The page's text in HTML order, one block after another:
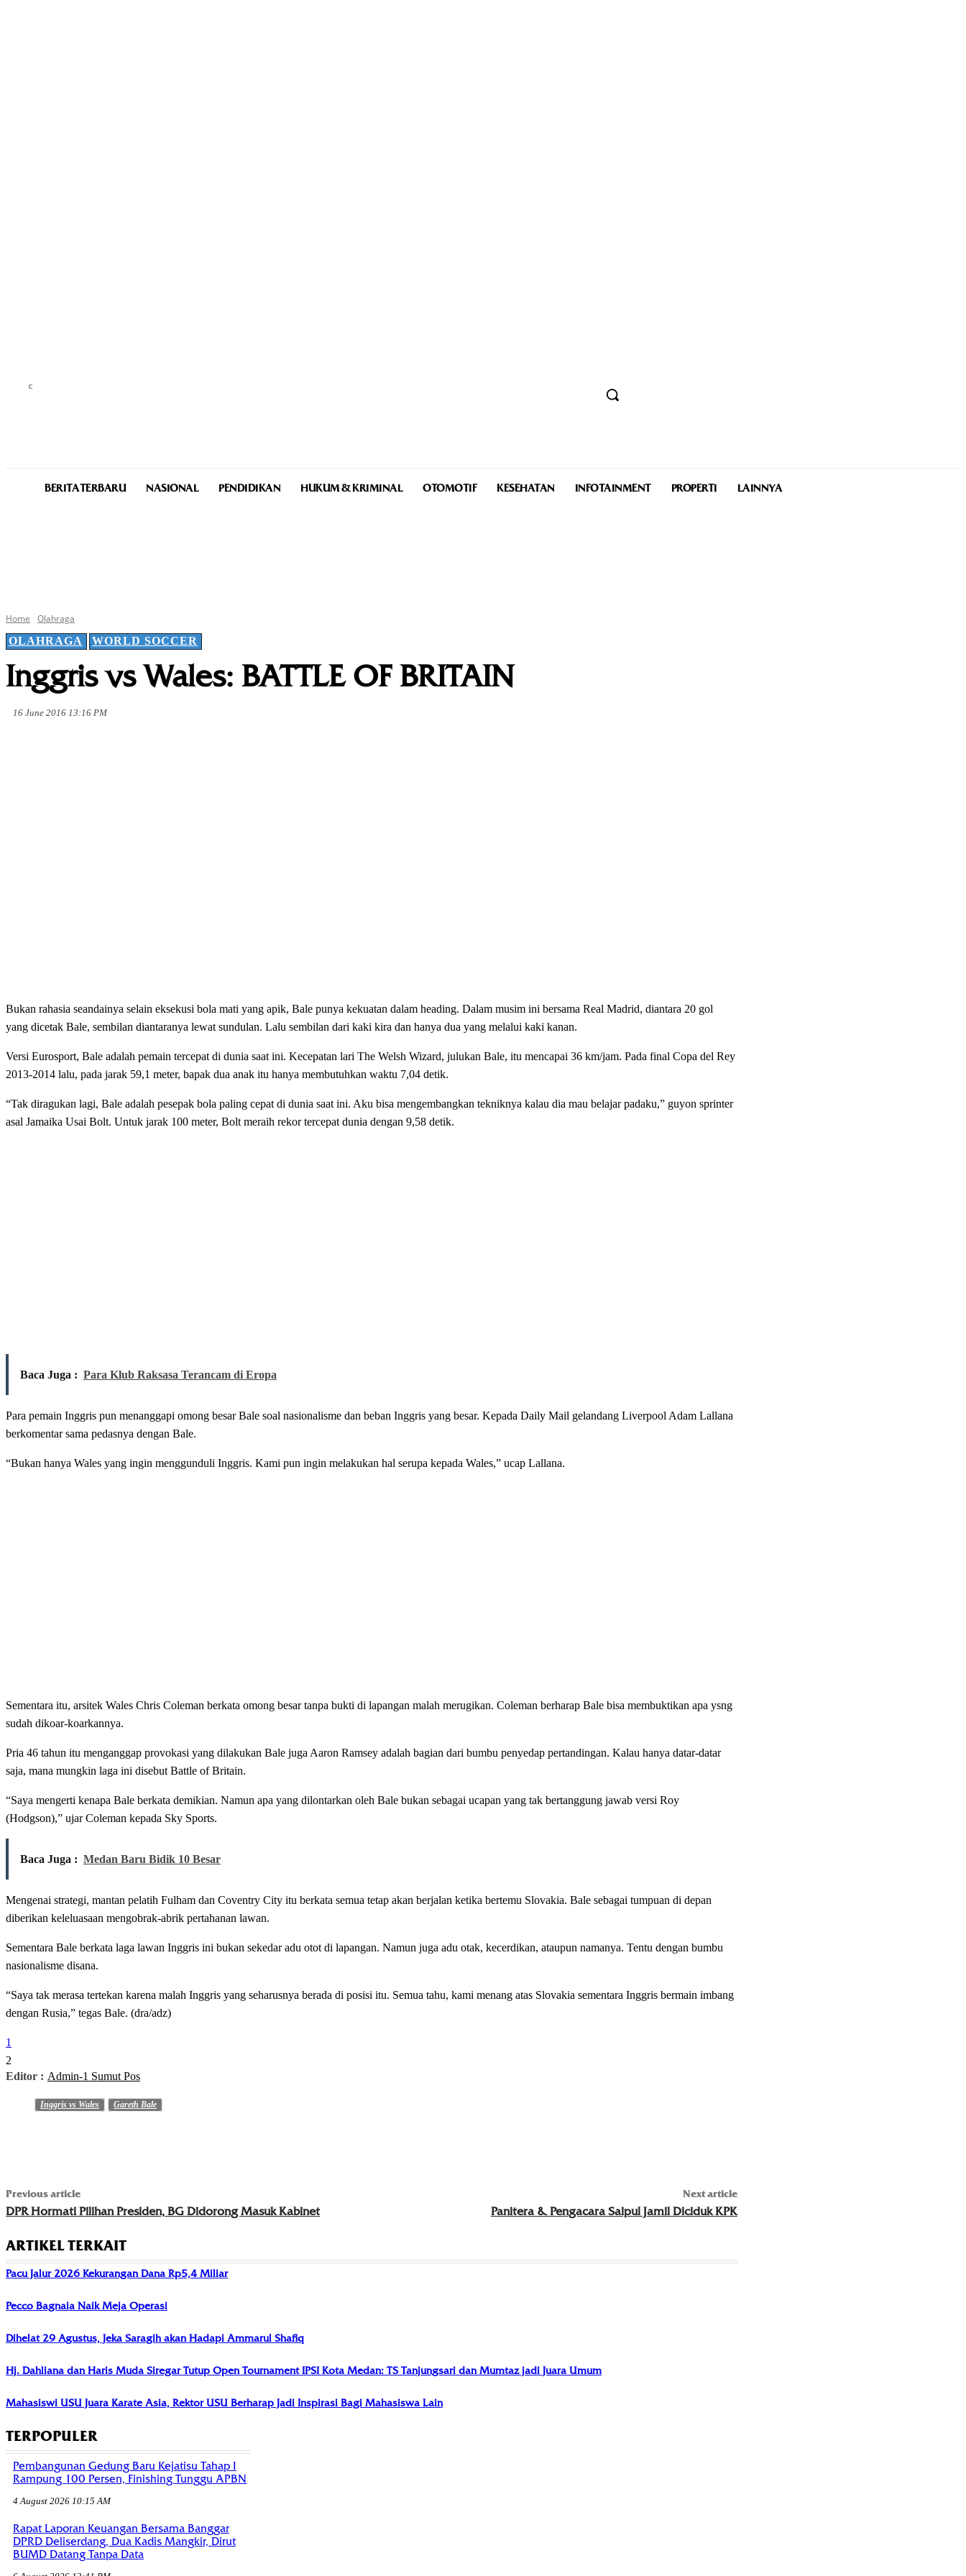
C
BERITA TERBARU NASIONAL PENDIDIKAN HUKUM & KRIMINAL OTOMOTIF KESEHATAN INFOTAINMENT PROPERTI LAINNYA
Home
Olahraga
OLAHRAGA
WORLD SOCCER
Inggris vs Wales: BATTLE OF BRITAIN
16 June 2016 13:16 PM
Bukan rahasia seandainya selain eksekusi bola mati yang apik, Bale punya kekuatan dalam heading. Dalam musim ini bersama Real Madrid, diantara 20 gol
yang dicetak Bale, sembilan diantaranya lewat sundulan. Lalu sembilan dari kaki kira dan hanya dua yang melalui kaki kanan.
Versi Eurosport, Bale adalah pemain tercepat di dunia saat ini. Kecepatan lari The Welsh Wizard, julukan Bale, itu mencapai 36 km/jam. Pada final Copa del Rey
2013-2014 lalu, pada jarak 59,1 meter, bapak dua anak itu hanya membutuhkan waktu 7,04 detik.
“Tak diragukan lagi, Bale adalah pesepak bola paling cepat di dunia saat ini. Aku bisa mengembangkan tekniknya kalau dia mau belajar padaku,” guyon sprinter
asal Jamaika Usai Bolt. Untuk jarak 100 meter, Bolt meraih rekor tercepat dunia dengan 9,58 detik.
Baca Juga : Para Klub Raksasa Terancam di Eropa
Para pemain Inggris pun menanggapi omong besar Bale soal nasionalisme dan beban Inggris yang besar. Kepada Daily Mail gelandang Liverpool Adam Lallana
berkomentar sama pedasnya dengan Bale.
“Bukan hanya Wales yang ingin menggunduli Inggris. Kami pun ingin melakukan hal serupa kepada Wales,” ucap Lallana.
Sementara itu, arsitek Wales Chris Coleman berkata omong besar tanpa bukti di lapangan malah merugikan. Coleman berharap Bale bisa membuktikan apa ysng
sudah dikoar-koarkannya.
Pria 46 tahun itu menganggap provokasi yang dilakukan Bale juga Aaron Ramsey adalah bagian dari bumbu penyedap pertandingan. Kalau hanya datar-datar
saja, mana mungkin laga ini disebut Battle of Britain.
“Saya mengerti kenapa Bale berkata demikian. Namun apa yang dilontarkan oleh Bale bukan sebagai ucapan yang tak bertanggung jawab versi Roy
(Hodgson),” ujar Coleman kepada Sky Sports.
Baca Juga : Medan Baru Bidik 10 Besar
Mengenai strategi, mantan pelatih Fulham dan Coventry City itu berkata semua tetap akan berjalan ketika bertemu Slovakia. Bale sebagai tumpuan di depan
diberikan keleluasaan mengobrak-abrik pertahanan lawan.
Sementara Bale berkata laga lawan Inggris ini bukan sekedar adu otot di lapangan. Namun juga adu otak, kecerdikan, ataupun namanya. Tentu dengan bumbu
nasionalisme disana.
“Saya tak merasa tertekan karena malah Inggris yang seharusnya berada di posisi itu. Semua tahu, kami menang atas Slovakia sementara Inggris bermain imbang
dengan Rusia,” tegas Bale. (dra/adz)
1
2
Editor : Admin-1 Sumut Pos
Inggris vs Wales Gareth Bale
Previous article
DPR Hormati Pilihan Presiden, BG Didorong Masuk Kabinet
Next article
Panitera & Pengacara Saipul Jamil Diciduk KPK
ARTIKEL TERKAIT
Pacu Jalur 2026 Kekurangan Dana Rp5,4 Miliar
Pecco Bagnaia Naik Meja Operasi
Dihelat 29 Agustus, Jeka Saragih akan Hadapi Ammarul Shafiq
Hj. Dahliana dan Haris Muda Siregar Tutup Open Tournament IPSI Kota Medan: TS Tanjungsari dan Mumtaz jadi Juara Umum
Mahasiswi USU Juara Karate Asia, Rektor USU Berharap Jadi Inspirasi Bagi Mahasiswa Lain
TERPOPULER
Pembangunan Gedung Baru Kejatisu Tahap I
Rampung 100 Persen, Finishing Tunggu APBN
4 August 2026 10:15 AM
Rapat Laporan Keuangan Bersama Banggar
DPRD Deliserdang, Dua Kadis Mangkir, Dirut
BUMD Datang Tanpa Data